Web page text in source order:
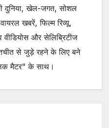
दुनिया, खेल-जगत, सोशल
वायरल खबरें, फिल्म रिव्यू,
वीडियोस और सेलिब्रिटीज
से जुड़े रहने के लिए बने
मैटर" के साथ।